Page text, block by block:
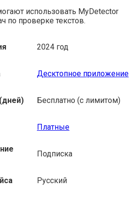
использовать MyDetector
по проверке текстов.
2024 год
Десктопное приложение
Бесплатно (с лимитом)
Платные
Подписка
Русский